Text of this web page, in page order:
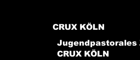
CRUX KÖLN
Jugendpastorales
CRUX KÖLN